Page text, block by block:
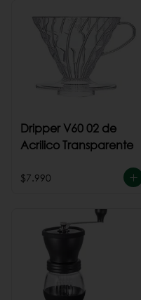
Dripper V60 02 de
Acrilico Transparente
$7.990